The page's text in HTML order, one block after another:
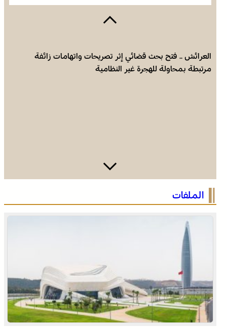
العرائش .. فتح بحث قضائي إثر تصريحات واتهامات زائفة
مرتبطة بمحاولة للهجرة غير النظامية
الصحراء المغربية .. كولومبيا تعلن تغييرا في موقفها وتعترف
بسيادة المغرب على صحرائه
الصحراء المغربية .. كولومبيا تعلن تغييرا في موقفها وتعترف
الملفات